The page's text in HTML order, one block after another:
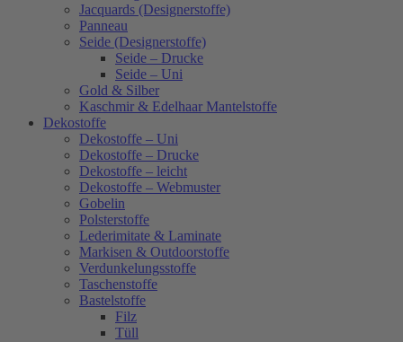
Jacquards (Designerstoffe)
Panneau
Seide (Designerstoffe)
Seide – Drucke
Seide – Uni
Gold & Silber
Kaschmir & Edelhaar Mantelstoffe
Dekostoffe
Dekostoffe – Uni
Dekostoffe – Drucke
Dekostoffe – leicht
Dekostoffe – Webmuster
Gobelin
Polsterstoffe
Lederimitate & Laminate
Markisen & Outdoorstoffe
Verdunkelungsstoffe
Taschenstoffe
Bastelstoffe
Filz
Tüll